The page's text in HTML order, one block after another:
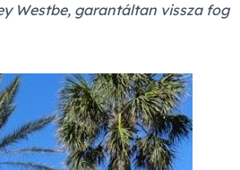
Westbe, garantáltan vissza fog